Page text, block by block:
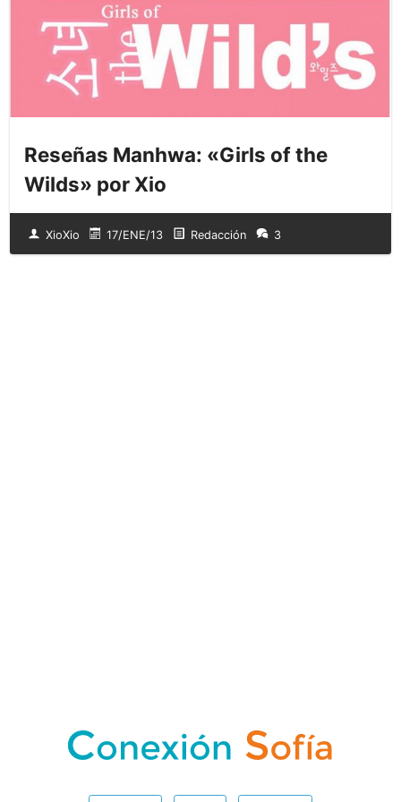
Reseñas Manhwa: «Girls of the
Wilds» por Xio
XioXio 17/ENE/13 Redacción 3